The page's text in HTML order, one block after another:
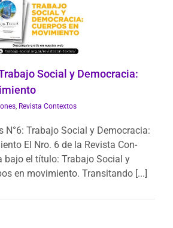
Social y Democracia:
, Revista Contextos
N°6: Trabajo Social y Democracia:
El Nro. 6 de la Revista Con-
bajo el título: Trabajo Social y
en movimiento. Transitando [...]